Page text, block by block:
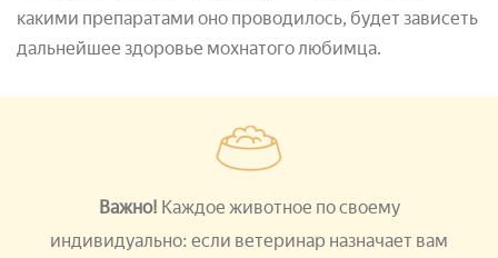
какими препаратами оно проводилось, будет зависеть
дальнейшее здоровье мохнатого любимца.
Важно! Каждое животное по своему
индивидуально: если ветеринар назначает вам